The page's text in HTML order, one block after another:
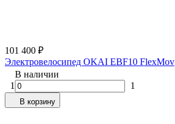
101 400 ₽
Электровелосипед OKAI EBF10 FlexMov
В наличии
1
1
В корзину